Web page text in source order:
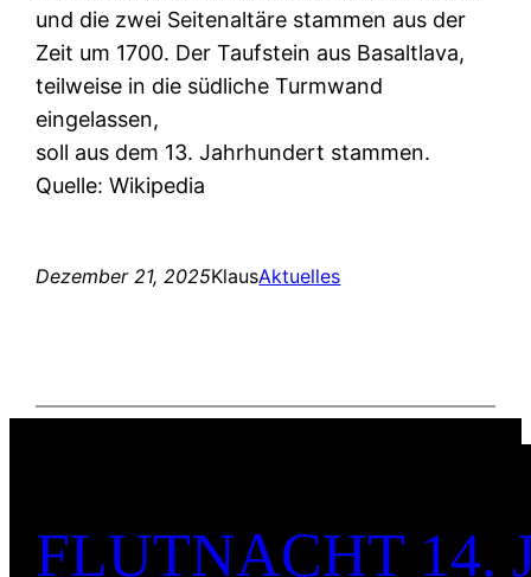
und die zwei Seitenaltäre stammen aus der
Zeit um 1700. Der Taufstein aus Basaltlava,
teilweise in die südliche Turmwand
eingelassen,
soll aus dem 13. Jahrhundert stammen.
Quelle: Wikipedia
Dezember 21, 2025KlausAktuelles
FLUTNACHT 14.